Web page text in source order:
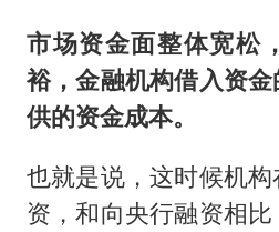
市场资金面整体宽松
裕，金融机构借入资
供的资金成本。
也就是说，这时候机
资，和向央行融资相比